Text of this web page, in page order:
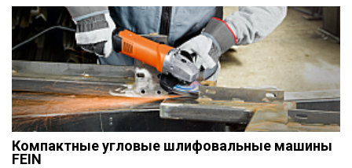
Компактные угловые шлифовальные машины
FEIN